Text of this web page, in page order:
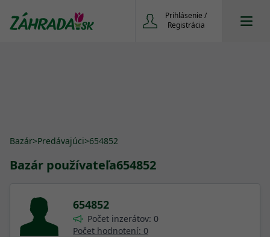
Prihlásenie /
Registrácia
Bazár>Predávajúci>654852
Bazár používateľa654852
654852
Počet inzerátov: 0
Počet hodnotení: 0